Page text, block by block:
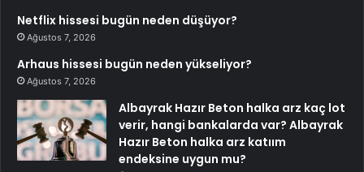
Netflix hissesi bugün neden düşüyor?
Ağustos 7, 2026
Arhaus hissesi bugün neden yükseliyor?
Ağustos 7, 2026
Albayrak Hazır Beton halka arz kaç lot
verir, hangi bankalarda var? Albayrak
Hazır Beton halka arz katıım
endeksine uygun mu?